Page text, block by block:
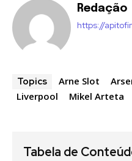
Redação
https://
Topics Arne Slot
Liverpool
Mikel Arteta
Tabela de